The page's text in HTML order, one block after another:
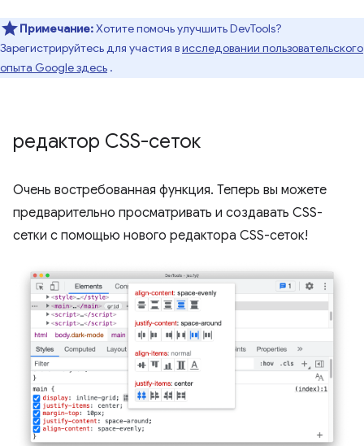
Примечание:Хотите помочь улучшить DevTools?
Зарегистрируйтесь для участия висследовании пользовательского
опыта Google здесь .
редактор CSS-сеток
Очень востребованная функция. Теперь вы можете
предварительно просматривать и создавать CSS-
сетки с помощью нового редактора CSS-сеток!